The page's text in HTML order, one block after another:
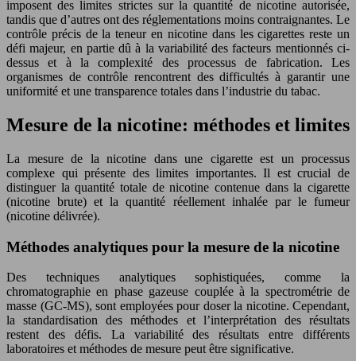
imposent des limites strictes sur la quantité de nicotine autorisée,
tandis que d’autres ont des réglementations moins contraignantes. Le
contrôle précis de la teneur en nicotine dans les cigarettes reste un
défi majeur, en partie dû à la variabilité des facteurs mentionnés ci-
dessus et à la complexité des processus de fabrication. Les
organismes de contrôle rencontrent des difficultés à garantir une
uniformité et une transparence totales dans l’industrie du tabac.
Mesure de la nicotine: méthodes et limites
La mesure de la nicotine dans une cigarette est un processus
complexe qui présente des limites importantes. Il est crucial de
distinguer la quantité totale de nicotine contenue dans la cigarette
(nicotine brute) et la quantité réellement inhalée par le fumeur
(nicotine délivrée).
Méthodes analytiques pour la mesure de la nicotine
Des techniques analytiques sophistiquées, comme la
chromatographie en phase gazeuse couplée à la spectrométrie de
masse (GC-MS), sont employées pour doser la nicotine. Cependant,
la standardisation des méthodes et l’interprétation des résultats
restent des défis. La variabilité des résultats entre différents
laboratoires et méthodes de mesure peut être significative.